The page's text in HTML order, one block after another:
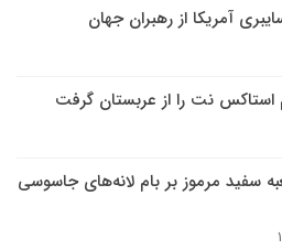
آمریکا از رهبران جهان
استاکس نت را از عربستان گرفت
سفید مرموز بر بام لانه‌های جاسوسی